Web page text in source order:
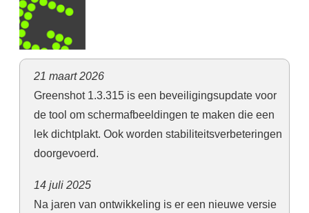
21 maart 2026
Greenshot 1.3.315 is een beveiligingsupdate voor
de tool om schermafbeeldingen te maken die een
lek dichtplakt. Ook worden stabiliteitsverbeteringen
doorgevoerd.
14 juli 2025
Na jaren van ontwikkeling is er een nieuwe versie